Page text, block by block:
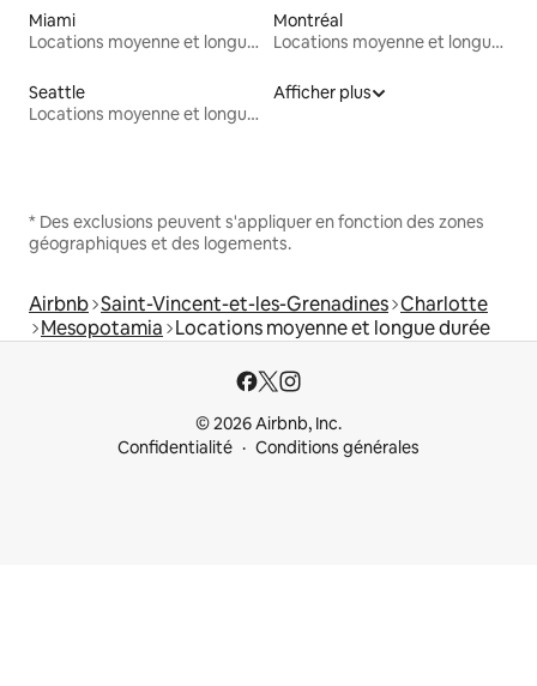
Miami
Locations moyenne et longue durée
Montréal
Locations moyenne et longue durée
Seattle
Locations moyenne et longue durée
Afficher plus
* Des exclusions peuvent s'appliquer en fonction des zones
géographiques et des logements.
Airbnb Saint-Vincent-et-les-Grenadines Charlotte
Mesopotamia Locations moyenne et longue durée
© 2026 Airbnb, Inc.
Confidentialité
Conditions générales